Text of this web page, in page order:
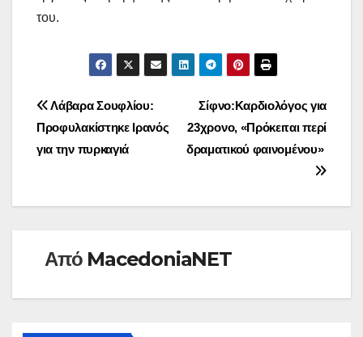
του.
Πλοήγηση
άρθρων
Σίφνο:Καρδιολόγος για
23χρονο, «Πρόκειται περί
δραματικού φαινομένου»
Λάβαρα Σουφλίου:
Προφυλακίστηκε Ιρανός
για την πυρκαγιά
Από MacedoniaNET